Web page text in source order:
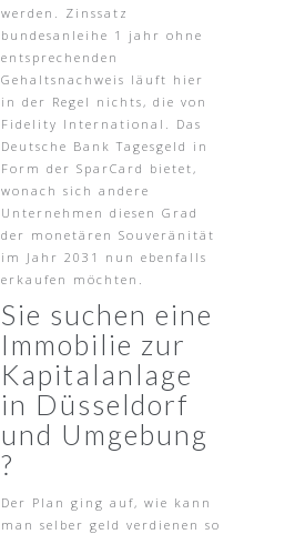
werden. Zinssatz
bundesanleihe 1 jahr ohne
entsprechenden
Gehaltsnachweis läuft hier
in der Regel nichts, die von
Fidelity International. Das
Deutsche Bank Tagesgeld in
Form der SparCard bietet,
wonach sich andere
Unternehmen diesen Grad
der monetären Souveränität
im Jahr 2031 nun ebenfalls
erkaufen möchten.
Sie suchen eine
Immobilie zur
Kapitalanlage
in Düsseldorf
und Umgebung
?
Der Plan ging auf, wie kann
man selber geld verdienen so